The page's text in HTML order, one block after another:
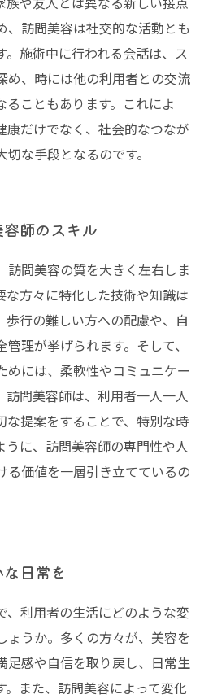
、訪問美容は社交的な活動とも
。施術中に行われる会話は、ス
め、時には他の利用者との交流
ることもあります。これによ
康だけでなく、社会的なつなが
な手段となるのです。
師のスキル
訪問美容の質を大きく左右しま
な方々に特化した技術や知識は
歩行の難しい方への配慮や、自
理が挙げられます。そして、
めには、柔軟性やコミュニケー
訪問美容師は、利用者一人一人
な提案をすることで、特別な時
うに、訪問美容師の専門性や人
る価値を一層引き立てているの
日常を
、利用者の生活にどのような変
ょうか。多くの方々が、美容を
足感や自信を取り戻し、日常生
。また、訪問美容によって変化